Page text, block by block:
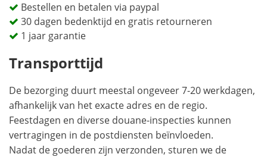
Bestellen en betalen via paypal
30 dagen bedenktijd en gratis retourneren
1 jaar garantie
Transporttijd
De bezorging duurt meestal ongeveer 7-20 werkdagen,
afhankelijk van het exacte adres en de regio.
Feestdagen en diverse douane-inspecties kunnen
vertragingen in de postdiensten beïnvloeden.
Nadat de goederen zijn verzonden, sturen we de